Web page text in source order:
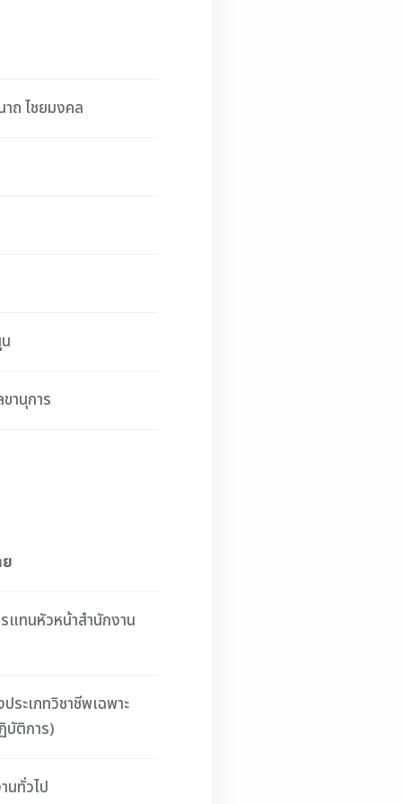
าถ ไชยมงคล
านุการ
แทนหัวหน้าสำนักงาน
ระเภทวิชาชีพเฉพาะ
บัติการ)
นทั่วไป